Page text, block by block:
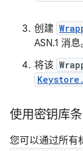
创建
ASN.1 消息
将该
使用密钥库
您可以通过所有